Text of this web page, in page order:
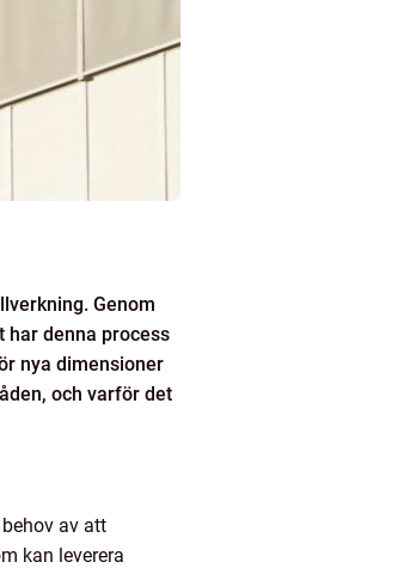
Genom
har denna process
nya dimensioner
och varför det
av att
kan leverera